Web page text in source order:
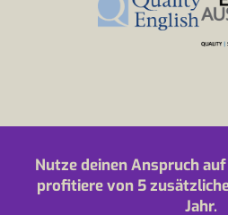
Nutze deinen Anspruch
profitiere von 5
Jahr.